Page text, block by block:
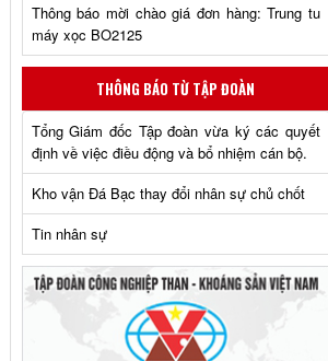
Thông báo mời chào giá đơn hàng: Trung tu
máy xọc BO2125
THÔNG BÁO TỪ TẬP ĐOÀN
Tổng Giám đốc Tập đoàn vừa ký các quyết
định về việc điều động và bổ nhiệm cán bộ.
Kho vận Đá Bạc thay đổi nhân sự chủ chốt
Tin nhân sự